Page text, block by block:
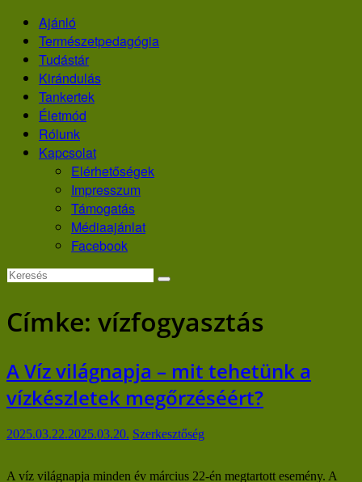
Skip
content
Ajánló
Természetpedagógia
Tudástár
Kirándulás
Tankertek
Életmód
Rólunk
Kapcsolat
Elérhetőségek
Impresszum
Támogatás
Médiaajánlat
Facebook
Címke: vízfogyasztás
A Víz világnapja – mit tehetünk a
vízkészletek megőrzéséért?
2025.03.22.2025.03.20. Szerkesztőség
A víz világnapja minden év március 22-én megtartott esemény. A